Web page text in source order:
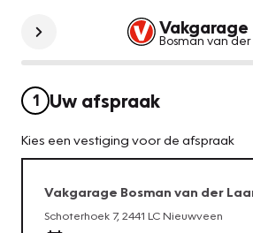
Vakgarage
Bosman van
1 Uw afspraak
Kies een vestiging voor de afspraak
Vakgarage Bosman van der
Schoterhoek 7, 2441 LCNieuwveen